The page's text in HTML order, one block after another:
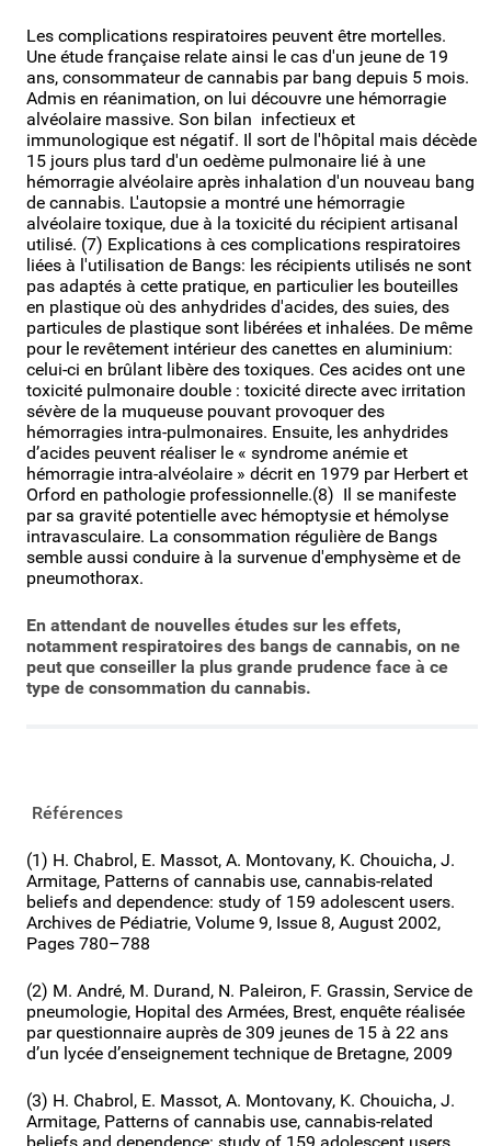
Les complications respiratoires peuvent être mortelles.
Une étude française relate ainsi le cas d'un jeune de 19
ans, consommateur de cannabis par bang depuis 5 mois.
Admis en réanimation, on lui découvre une hémorragie
alvéolaire massive. Son bilan infectieux et
immunologique est négatif. Il sort de l'hôpital mais décède
15 jours plus tard d'un oedème pulmonaire lié à une
hémorragie alvéolaire après inhalation d'un nouveau bang
de cannabis. L'autopsie a montré une hémorragie
alvéolaire toxique, due à la toxicité du récipient artisanal
utilisé. (7) Explications à ces complications respiratoires
liées à l'utilisation de Bangs: les récipients utilisés ne sont
pas adaptés à cette pratique, en particulier les bouteilles
en plastique où des anhydrides d'acides, des suies, des
particules de plastique sont libérées et inhalées. De même
pour le revêtement intérieur des canettes en aluminium:
celui-ci en brûlant libère des toxiques. Ces acides ont une
toxicité pulmonaire double : toxicité directe avec irritation
sévère de la muqueuse pouvant provoquer des
hémorragies intra-pulmonaires. Ensuite, les anhydrides
d’acides peuvent réaliser le « syndrome anémie et
hémorragie intra-alvéolaire » décrit en 1979 par Herbert et
Orford en pathologie professionnelle.(8) Il se manifeste
par sa gravité potentielle avec hémoptysie et hémolyse
intravasculaire. La consommation régulière de Bangs
semble aussi conduire à la survenue d'emphysème et de
pneumothorax.
En attendant de nouvelles études sur les effets,
notamment respiratoires des bangs de cannabis, on ne
peut que conseiller la plus grande prudence face à ce
type de consommation du cannabis.
Références
(1) H. Chabrol, E. Massot, A. Montovany, K. Chouicha, J.
Armitage, Patterns of cannabis use, cannabis-related
beliefs and dependence: study of 159 adolescent users.
Archives de Pédiatrie, Volume 9, Issue 8, August 2002,
Pages 780–788
(2) M. André, M. Durand, N. Paleiron, F. Grassin, Service de
pneumologie, Hopital des Armées, Brest, enquête réalisée
par questionnaire auprès de 309 jeunes de 15 à 22 ans
d’un lycée d’enseignement technique de Bretagne, 2009
(3) H. Chabrol, E. Massot, A. Montovany, K. Chouicha, J.
Armitage, Patterns of cannabis use, cannabis-related